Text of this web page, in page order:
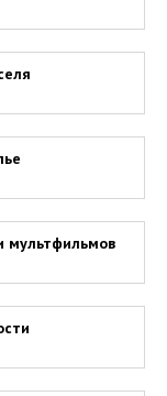
мультфильмов